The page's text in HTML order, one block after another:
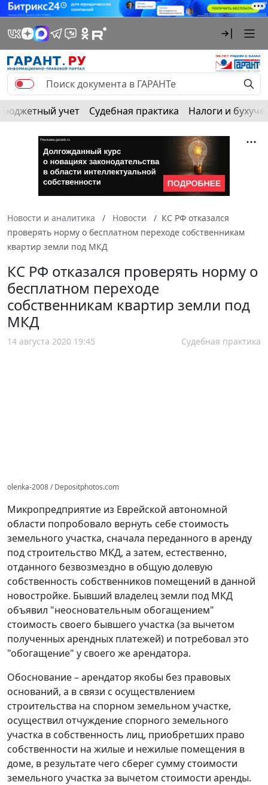
Бюджетный учет Судебная практика Налоги и
Новости и аналитика Новости
КС РФ отказался
проверять норму о бесплатном переходе собственникам
квартир земли под МКД
КС РФ отказался проверять норму о
бесплатном переходе
собственникам квартир земли под
МКД
14 августа 2020 19:45 Судебная практика
olenka-2008 / Depositphotos.com
Микропредприятие из Еврейской автономной
области попробовало вернуть себе стоимость
земельного участка, сначала переданного в аренду
под строительство МКД, а затем, естественно,
отданного безвозмездно в общую долевую
собственность собственников помещений в данной
новостройке. Бывший владелец земли под МКД
объявил "неосновательным обогащением"
стоимость своего бывшего участка (за вычетом
полученных арендных платежей) и потребовал это
"обогащение" у своего же арендатора.
Обоснование – арендатор якобы без правовых
оснований, а в связи с осуществлением
строительства на спорном земельном участке,
осуществил отчуждение спорного земельного
участка в собственность лиц, приобретших право
собственности на жилые и нежилые помещения в
доме, в результате чего сберег сумму стоимости
земельного участка за вычетом стоимости аренды.